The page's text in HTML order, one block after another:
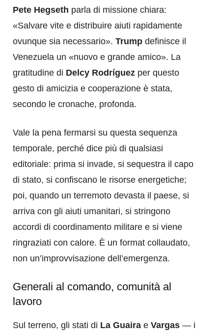
Pete Hegseth parla di missione chiara:
«Salvare vite e distribuire aiuti rapidamente
ovunque sia necessario». Trump definisce il
Venezuela un «nuovo e grande amico». La
gratitudine di Delcy Rodríguez per questo
gesto di amicizia e cooperazione è stata,
secondo le cronache, profonda.
Vale la pena fermarsi su questa sequenza
temporale, perché dice più di qualsiasi
editoriale: prima si invade, si sequestra il capo
di stato, si confiscano le risorse energetiche;
poi, quando un terremoto devasta il paese, si
arriva con gli aiuti umanitari, si stringono
accordi di coordinamento militare e si viene
ringraziati con calore. È un format collaudato,
non un’improvvisazione dell’emergenza.
Generali al comando, comunità al
lavoro
Sul terreno, gli stati di La Guaira e Vargas — i